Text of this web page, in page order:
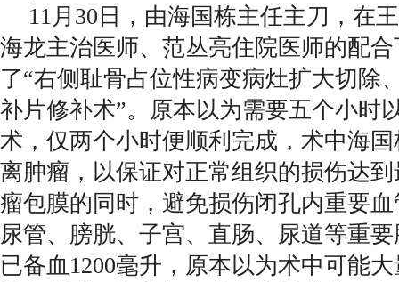
11月30日，由海国栋主任主刀，在
海龙主治医师、范丛亮住院医师的配
了“右侧耻骨占位性病变病灶扩大切除
补片修补术”。原本以为需要五个小时
术，仅两个小时便顺利完成，术中海
离肿瘤，以保证对正常组织的损伤达
瘤包膜的同时，避免损伤闭孔内重要
尿管、膀胱、子宫、直肠、尿道等重
已备血1200毫升，原本以为术中可能